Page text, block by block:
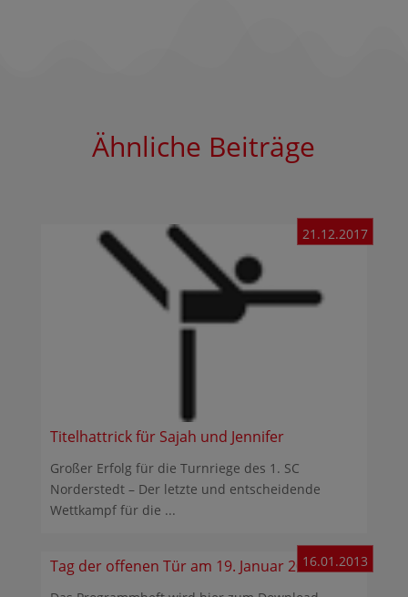
Ähnliche Beiträge
Titelhattrick für Sajah und Jennifer
21.12.2017
Großer Erfolg für die Turnriege des 1. SC
Norderstedt – Der letzte und entscheidende
Wettkampf für die ...
Tag der offenen Tür am 19. Januar 201316.01.2013